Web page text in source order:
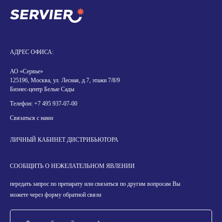
АДРЕС ОФИСА:
АО «Сервье»
125196, Москва, ул. Лесная, д.7, этажи 7/8/9
Бизнес-центр Белые Сады
Телефон: +7 495 937-07-00
Связаться с нами
ЛИЧНЫЙ КАБИНЕТ ДИСТРИБЬЮТОРА
СООБЩИТЬ О НЕЖЕЛАТЕЛЬНОМ ЯВЛЕНИИ
передать запрос по препарату или связаться по другим вопросам Вы
можете через форму обратной связи